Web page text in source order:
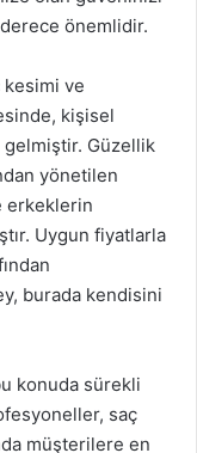
önemlidir.
kesimi ve
kişisel
gelmiştir. Güzellik
yönetilen
erkeklerin
Uygun fiyatlarla
burada kendisini
konuda sürekli
saç
müşterilere en